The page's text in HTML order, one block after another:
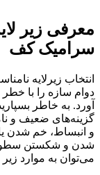
معرفی زیر
سرامیک کف
انتخاب زیرلایه
دوام سازه را با
‌آورد. به خاطر
گزینه‌های ضعیف و
و انبساط، خم شدن
شدن و شکستن سطوح
می‌توان به موارد